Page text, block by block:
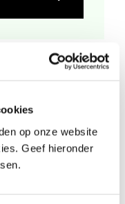
op onze website
Geef hieronder